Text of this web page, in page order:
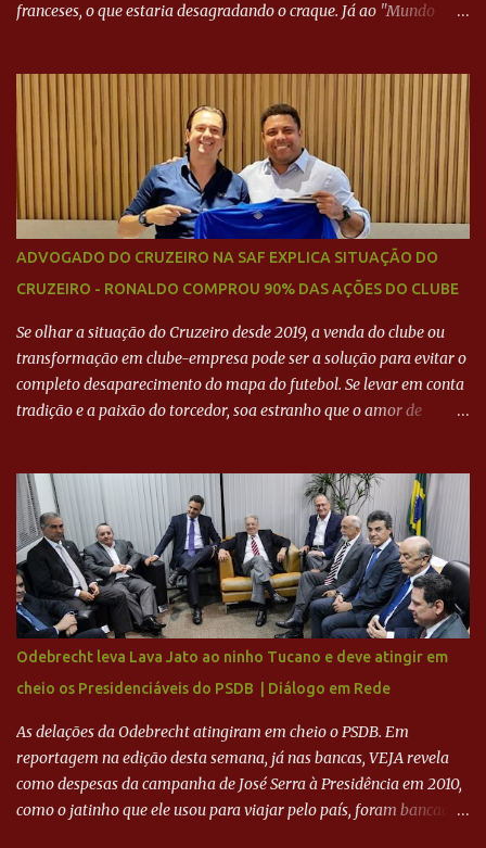
franceses, o que estaria desagradando o craque. Já ao "Mundo
Neymar Pai nega
ADVOGADO DO CRUZEIRO NA SAF EXPLICA SITUAÇÃO DO
CRUZEIRO - RONALDO COMPROU 90% DAS AÇÕES DO CLUBE
Se olhar a situação do Cruzeiro desde 2019, a venda do clube ou
transformação em clube-empresa pode ser a solução para evitar o
completo desaparecimento do mapa do futebol. Se levar em conta
tradição e a paixão do torcedor, soa estranho que o amor de
feito imediatamente para pagamento de dívidas emergenciais e
investimentos no departamento de futebol. O projeto apresentado
para a recuperação do Cruzeiro, o aporte financeiro inicial, com
Ronaldo sendo solidário à dívida de R$ 1 bilhão a partir de agora,
mais o peso que o ex-atacante tem no mundo do futebol, além de
sua história na Raposa, pesaram para que um dos mais icônicos
camisas 9 acertasse a compra do clube. Fonte: Itatiaia Fonte:
ADVOGADO DO CRUZEIRO NA SAF EXPLICA SITUAÇÃO DO
CRUZEIRO - RONALDO COMPROU 90% DAS AÇÕES DO CLUBE
Odebrecht leva Lava Jato ao ninho Tucano e deve atingir em
cheio os Presidenciáveis do PSDB | Diálogo em Rede
As delações da Odebrecht atingiram em cheio o PSDB. Em
reportagem na edição desta semana, já nas bancas, VEJA revela
como despesas da campanha de José Serra à Presidência em 2010,
como o jatinho que ele usou para viajar pelo país, foram bancadas